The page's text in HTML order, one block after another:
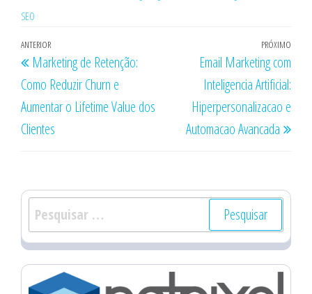
SEO
Navegação
de
Post
Post
anterior
ANTERIOR
Marketing de Retenção:
Como Reduzir Churn e
Aumentar o Lifetime Value dos
Clientes
PRÓXIMO
Email Marketing com
Inteligencia Artificial:
Hiperpersonalizacao e
Automacao Avancada
Pesquisar
por: